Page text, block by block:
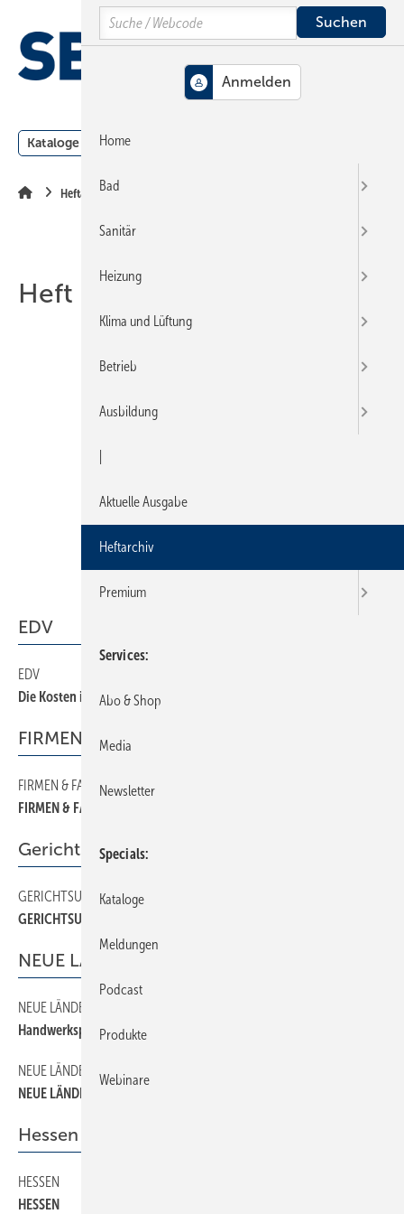
Hauptinhalt
Hauptmenü
SiteSearch
Kataloge Meldungen
Heftarchiv
Heft 17-2000
EDV
EDV
Die Kosten im Griff?
FIRMEN & FAKTEN
FIRMEN & FAKTEN
FIRMEN & FAKTEN
Gerichtsurteile
GERICHTSURTEILE
GERICHTSURTEILE
NEUE LÄNDER
NEUE LÄNDER
Handwerkspreis in der Klempnertechnik
NEUE LÄNDER
NEUE LÄNDER
Hessen
HESSEN
HESSEN
Search
Home
Bad
Sanitär
Heizung
Klima und Lüftung
Betrieb
Ausbildung
Aktuelle Ausgabe
Heftarchiv
Premium
Services
Abo & Shop
Media
Newsletter
Specials
Kataloge
Meldungen
Podcast
Produkte
Webinare